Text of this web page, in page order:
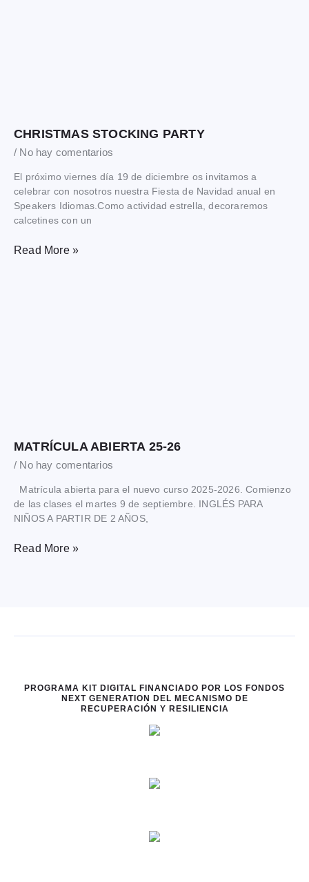
CHRISTMAS STOCKING PARTY
No hay comentarios
El próximo viernes día 19 de diciembre os invitamos a
celebrar con nosotros nuestra Fiesta de Navidad anual en
Speakers Idiomas.Como actividad estrella, decoraremos
calcetines con un
Read More »
MATRÍCULA ABIERTA 25-26
No hay comentarios
Matrícula abierta para el nuevo curso 2025-2026. Comienzo
de las clases el martes 9 de septiembre. INGLÉS PARA
NIÑOS A PARTIR DE 2 AÑOS,
Read More »
PROGRAMA KIT DIGITAL FINANCIADO POR LOS FONDOS
NEXT GENERATION DEL MECANISMO DE
RECUPERACIÓN Y RESILIENCIA